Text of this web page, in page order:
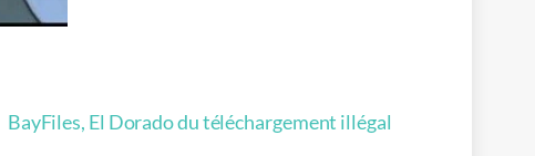
BayFiles, El Dorado du téléchargement illégal